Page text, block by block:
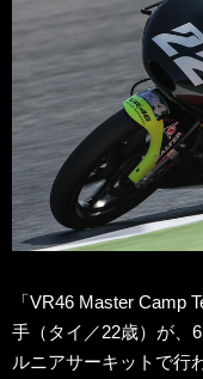
「VR46 Master Camp
手（タイ／22歳）が、
ルニアサーキットで行